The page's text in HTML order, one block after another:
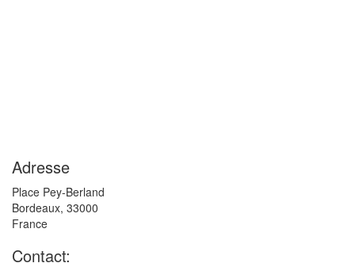
Adresse
Place Pey-Berland
Bordeaux, 33000
France
Contact: